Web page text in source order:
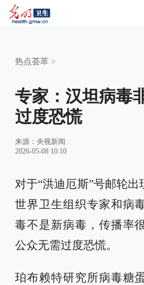
热点荟萃 >
专家：汉坦病毒
过度恐慌
来源： 央视新闻
2026-05-08 10:10
对于“洪迪厄斯”号邮轮出
世界卫生组织专家和病
毒不是新病毒，传播率
公众无需过度恐慌。
珀布赖特研究所病毒糖